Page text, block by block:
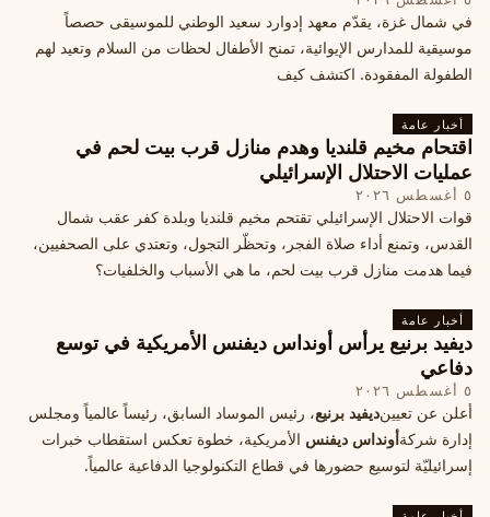
في شمال غزة، يقدّم معهد إدوارد سعيد الوطني للموسيقى حصصاً
موسيقية للمدارس الإيوائية، تمنح الأطفال لحظات من السلام وتعيد لهم
الطفولة المفقودة. اكتشف كيف
أخبار عامة
اقتحام مخيم قلنديا وهدم منازل قرب بيت لحم في
عمليات الاحتلال الإسرائيلي
٥ أغسطس ٢٠٢٦
قوات الاحتلال الإسرائيلي تقتحم مخيم قلنديا وبلدة كفر عقب شمال
القدس، وتمنع أداء صلاة الفجر، وتحظّر التجول، وتعتدي على الصحفيين،
فيما هدمت منازل قرب بيت لحم، ما هي الأسباب والخلفيات؟
أخبار عامة
ديفيد برنيع يرأس أونداس ديفنس الأمريكية في توسع
دفاعي
٥ أغسطس ٢٠٢٦
أعلن عن تعيينديفيد برنيع، رئيس الموساد السابق، رئيساً عالمياً ومجلس
إدارة شركةأونداس ديفنس الأمريكية، خطوة تعكس استقطاب خبرات
إسرائيليّة لتوسيع حضورها في قطاع التكنولوجيا الدفاعية عالمياً.